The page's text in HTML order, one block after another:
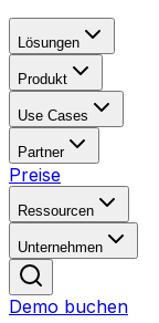
Lösungen
Produkt
Use Cases
Partner
Preise
Ressourcen
Unternehmen
Demo buchen